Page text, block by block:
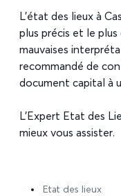
L’état des lieux à
plus précis et le
mauvaises
recommandé de
document capital à
L’Expert Etat des
mieux vous assister.
Etat des lieux